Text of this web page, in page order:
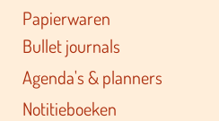
Papierwaren
Bullet journals
Agenda's & planners
Notitieboeken